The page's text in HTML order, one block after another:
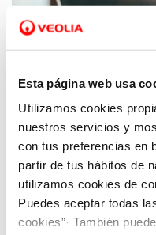
Esta página web usa
Utilizamos cookies
nuestros servicios y
con tus preferencias en
partir de tus hábitos de
utilizamos cookies de
Puedes aceptar todas
cookies”· También
12 MAR 2020
Hidrogea cierra
de Atención al